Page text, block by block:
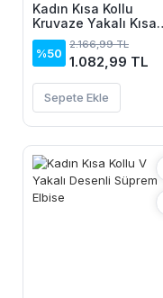
Kadın Kısa Kollu
Kruvaze Yakalı Kısa
Krop Ottoman Bluz Ve
Midi Etek Ikili Takım
%50
2.166,99 TL
1.082,99 TL
Sepete Ekle